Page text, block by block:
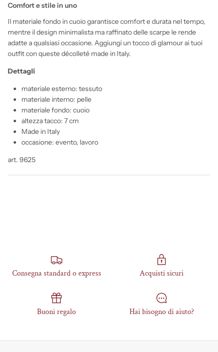
Comfort e stile in uno
Il materiale fondo in cuoio garantisce comfort e durata nel tempo,
mentre il design minimalista ma raffinato delle scarpe le rende
adatte a qualsiasi occasione. Aggiungi un tocco di glamour ai tuoi
outfit con queste décolleté made in Italy.
Dettagli
materiale esterno: tessuto
materiale interno: pelle
materiale fondo: cuoio
altezza tacco: 7 cm
Made in Italy
occasione: evento, lavoro
art. 9625
Consegna standard o express Acquisti sicuri
Buoni regalo Hai bisogno di aiuto?